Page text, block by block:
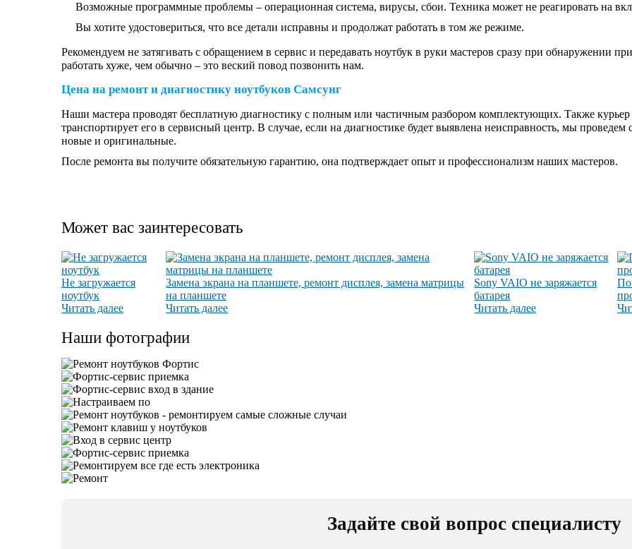
Возможные программные проблемы – операционная система, вирусы, сбои. Техника может не реагировать на
Вы хотите удостовериться, что все детали исправны и продолжат работать в том же режиме.
Рекомендуем не затягивать с обращением в сервис и передавать ноутбук в руки мастеров сразу при обнаружении
работать хуже, чем обычно – это веский повод позвонить нам.
Цена на ремонт и диагностику ноутбуков Cамсунг
Наши мастера проводят бесплатную диагностику с полным или частичным разбором комплектующих. Также курьер
транспортирует его в сервисный центр. В случае, если на диагностике будет выявлена неисправность, мы
новые и оригинальные.
После ремонта вы получите обязательную гарантию, она подтверждает опыт и профессионализм наших мастеров.
Может вас заинтересовать
Не загружается
ноутбук
Читать далее
Замена экрана на планшете, ремонт дисплея, замена матрицы
на планшете
Читать далее
Sony VAIO не заряжается
батарея
Читать далее
Наши фотографии
Задайте свой вопрос специалисту